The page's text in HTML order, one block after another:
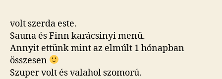
volt szerda este.
Sauna és Finn karácsinyi menü.
Annyit ettünk mint az elmúlt 1 hónapban
összesen
Szuper volt és valahol szomorú.